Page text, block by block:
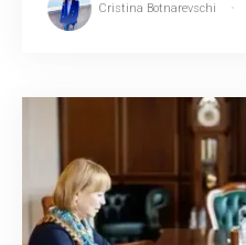
Cristina Botnarevschi